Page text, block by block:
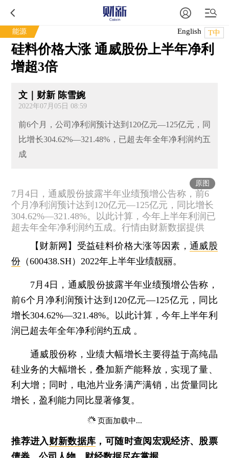
能源 T中
English
硅料价格大涨 通威股份上半年净利
增超3倍
文｜财新 陈雪婉
2022年07月05日 08:59
前6个月，公司净利润预计达到120亿元—125亿元，同
比增长304.62%—321.48%，已超去年全年净利润约五
成
原图
7月4日，通威股份披露半年业绩预增公告称，前6
个月净利润预计达到120亿元—125亿元，同比增长
304.62%—321.48%。以此计算，今年上半年利润已
超去年全年净利润约五成。行情由财新数据提供
【财新网】 受益硅料价格大涨等因素， 通威股
份 （600438.SH）2022年上半年业绩靓丽。
7月4日，通威股份披露半年业绩预增公告称，
前6个月净利润预计达到120亿元—125亿元，同比
增长304.62%—321.48%。以此计算，今年上半年利
润已超去年全年净利润约五成 。
通威股份称，业绩大幅增长主要得益于高纯晶
硅业务的大幅增长，叠加新产能释放，实现了量、
利大增；同时，电池片业务满产满销，出货量同比
增长，盈利能力同比显著修复。
页面加载中...
推荐进入 财新数据库 ，可随时查阅宏观经济、股票